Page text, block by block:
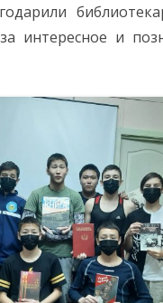
интересное и